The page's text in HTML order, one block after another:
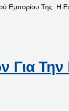
Εμπορίου Της. Η
Για